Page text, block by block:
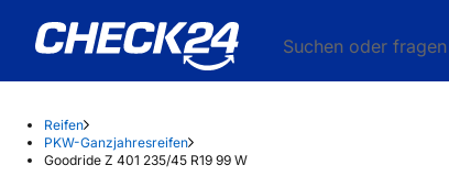
Suchen oder fragen
Reifen
PKW-Ganzjahresreifen
Goodride Z 401 235/45 R19 99 W